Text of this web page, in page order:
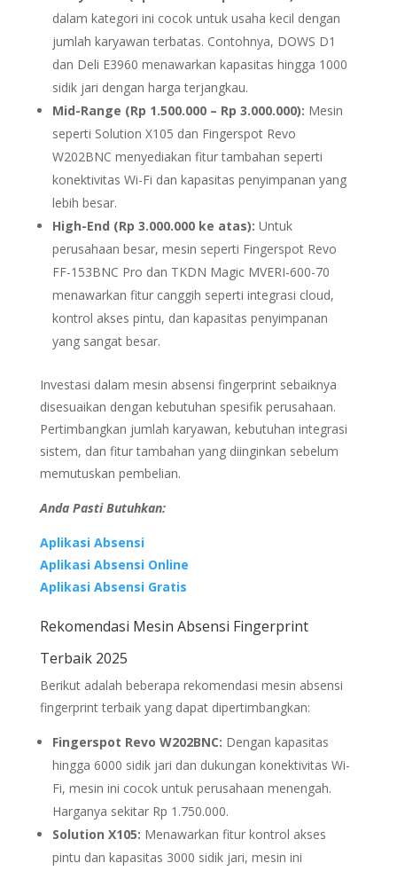
dalam kategori ini cocok untuk usaha kecil dengan
jumlah karyawan terbatas. Contohnya, DOWS D1
dan Deli E3960 menawarkan kapasitas hingga 1000
sidik jari dengan harga terjangkau.
Mid-Range (Rp 1.500.000 – Rp 3.000.000): Mesin
seperti Solution X105 dan Fingerspot Revo
W202BNC menyediakan fitur tambahan seperti
konektivitas Wi-Fi dan kapasitas penyimpanan yang
lebih besar.
High-End (Rp 3.000.000 ke atas): Untuk
perusahaan besar, mesin seperti Fingerspot Revo
FF-153BNC Pro dan TKDN Magic MVERI-600-70
menawarkan fitur canggih seperti integrasi cloud,
kontrol akses pintu, dan kapasitas penyimpanan
yang sangat besar.
Investasi dalam mesin absensi fingerprint sebaiknya
disesuaikan dengan kebutuhan spesifik perusahaan.
Pertimbangkan jumlah karyawan, kebutuhan integrasi
sistem, dan fitur tambahan yang diinginkan sebelum
memutuskan pembelian.
Anda Pasti Butuhkan:
Aplikasi Absensi
Aplikasi Absensi Online
Aplikasi Absensi Gratis
Rekomendasi Mesin Absensi Fingerprint
Terbaik 2025
Berikut adalah beberapa rekomendasi mesin absensi
fingerprint terbaik yang dapat dipertimbangkan:
Fingerspot Revo W202BNC: Dengan kapasitas
hingga 6000 sidik jari dan dukungan konektivitas Wi-
Fi, mesin ini cocok untuk perusahaan menengah.
Harganya sekitar Rp 1.750.000.
Solution X105: Menawarkan fitur kontrol akses
pintu dan kapasitas 3000 sidik jari, mesin ini